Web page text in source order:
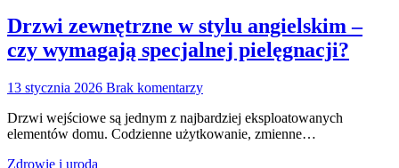
Drzwi zewnętrzne w stylu angielskim –
czy wymagają specjalnej pielęgnacji?
13 stycznia 2026 Brak komentarzy
Drzwi wejściowe są jednym z najbardziej eksploatowanych
elementów domu. Codzienne użytkowanie, zmienne…
Zdrowie i uroda